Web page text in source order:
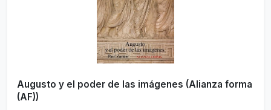
Augusto y el poder de las imágenes (Alianza forma
(AF))